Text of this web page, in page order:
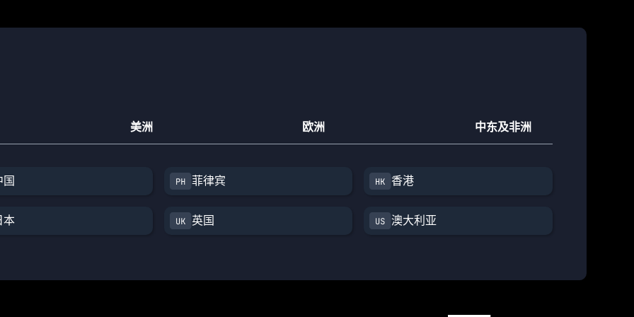
美洲 欧洲 中东及非洲
国 菲律宾 香港
本 英国 澳大利亚